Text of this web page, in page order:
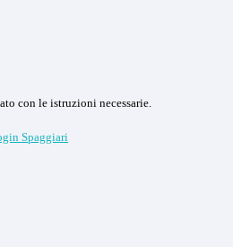
con le istruzioni necessarie.
Spaggiari